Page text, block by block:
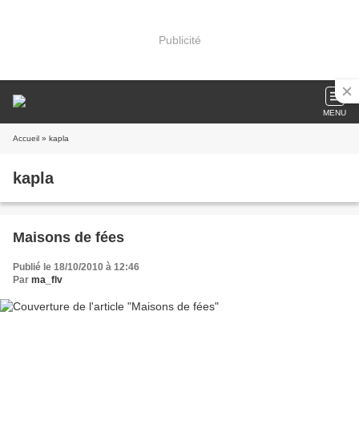
Publicité
MENU
Accueil » kapla
kapla
Maisons de fées
Publié le 18/10/2010 à 12:46
Par ma_flv